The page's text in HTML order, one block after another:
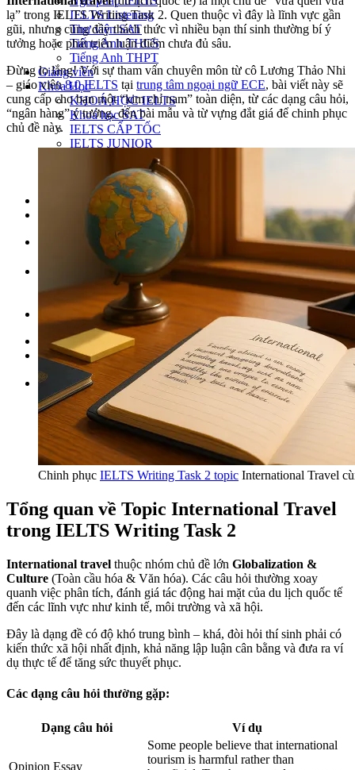
IELTS Listening
Thư viện SAT
Tiếng Anh THCS
Tiếng Anh THPT
Giảng viên
Khóa Học
KHOÁ HỌC IELTS
Khoá học SAT
IELTS CẤP TỐC
IELTS JUNIOR
KHÓA HỌC PHÁT ÂM
KHOÁ HỌC NGỮ PHÁP
LỚP LUYỆN VIẾT HÈ 2026
Lịch khai giảng
Thành tích
EN
Tìm kiếm:
Chưa có khóa học yêu thích.
Đặt lịch / Tư vấn
Tìm kiếm:
lạ” trong IELTS Writing Task 2. Quen thuộc vì đây là lĩnh vực gần
gũi, nhưng cũng đầy thách thức vì nhiều bạn thí sinh thường bí ý
tưởng hoặc phát triển luận điểm chưa đủ sâu.
Đừng lo lắng! Với sự tham vấn chuyên môn từ cô Lương Thảo Nhi
– giáo viên8.0 IELTS tại trung tâm ngoại ngữ ECE, bài viết này sẽ
cung cấp cho bạn một “kim chỉ nam” toàn diện, từ các dạng câu hỏi,
“ngân hàng” ý tưởng, đến bài mẫu và từ vựng đắt giá để chinh phục
chủ đề này.
Chinh phục IELTS Writing Task 2 topic International Travel
Tổng quan về Topic International Travel
trong IELTS Writing Task 2
International travel thuộc nhóm chủ đề lớn Globalization &
Culture (Toàn cầu hóa & Văn hóa). Các câu hỏi thường xoay
quanh việc phân tích, đánh giá tác động hai mặt của du lịch quốc tế
đến các lĩnh vực như kinh tế, môi trường và xã hội.
Đây là dạng đề có độ khó trung bình – khá, đòi hỏi thí sinh phải có
kiến thức xã hội nhất định, khả năng lập luận cân bằng và đưa ra ví
dụ thực tế để tăng sức thuyết phục.
Các dạng câu hỏi thường gặp:
Dạng câu hỏi Ví dụ
Opinion Essay
Some people believe that international
tourism is harmful rather than